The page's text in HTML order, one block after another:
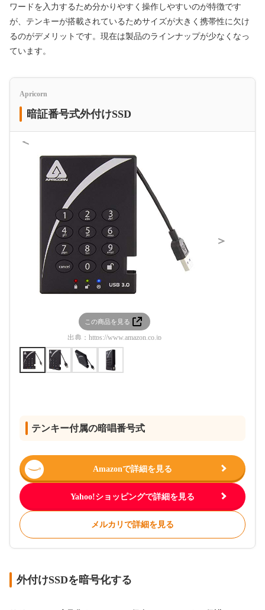
ワードを入力するため分かりやすく操作しやすいのが特徴です
が、テンキーが搭載されているためサイズが大きく携帯性に欠け
るのがデメリットです。現在は製品のラインナップが少なくなっ
ています。
Apricorn
暗証番号式外付けSSD
＜
この商品を見る
出典： https://www.amazon.co.jp
＞
テンキー付属の暗唱番号式
Amazonで詳細を見る
Yahoo!ショッピングで詳細を見る
メルカリで詳細を見る
外付けSSDを暗号化する